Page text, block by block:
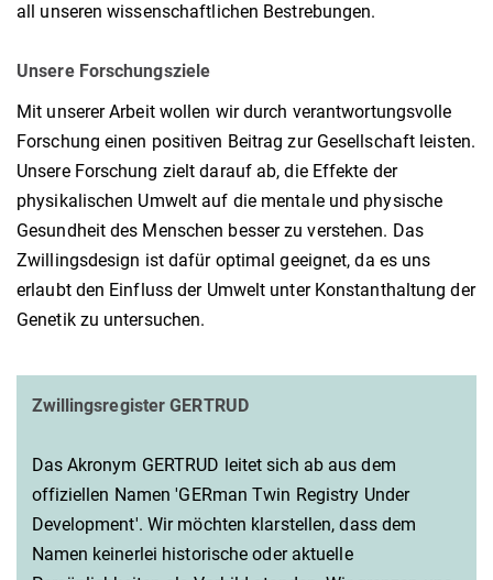
all unseren wissenschaftlichen Bestrebungen.
Unsere Forschungsziele
Mit unserer Arbeit wollen wir durch verantwortungsvolle
Forschung einen positiven Beitrag zur Gesellschaft leisten.
Unsere Forschung zielt darauf ab, die Effekte der
physikalischen Umwelt auf die mentale und physische
Gesundheit des Menschen besser zu verstehen. Das
Zwillingsdesign ist dafür optimal geeignet, da es uns
erlaubt den Einfluss der Umwelt unter Konstanthaltung der
Genetik zu untersuchen.
Zwillingsregister GERTRUD
Das Akronym GERTRUD leitet sich ab aus dem
offiziellen Namen 'GERman Twin Registry Under
Development'. Wir möchten klarstellen, dass dem
Namen keinerlei historische oder aktuelle